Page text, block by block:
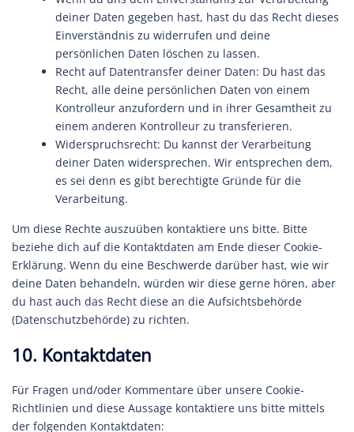
deiner Daten gegeben hast, hast du das Recht dieses
Einverständnis zu widerrufen und deine
persönlichen Daten löschen zu lassen.
Recht auf Datentransfer deiner Daten: Du hast das
Recht, alle deine persönlichen Daten von einem
Kontrolleur anzufordern und in ihrer Gesamtheit zu
einem anderen Kontrolleur zu transferieren.
Widerspruchsrecht: Du kannst der Verarbeitung
deiner Daten widersprechen. Wir entsprechen dem,
es sei denn es gibt berechtigte Gründe für die
Verarbeitung.
Um diese Rechte auszuüben kontaktiere uns bitte. Bitte
beziehe dich auf die Kontaktdaten am Ende dieser Cookie-
Erklärung. Wenn du eine Beschwerde darüber hast, wie wir
deine Daten behandeln, würden wir diese gerne hören, aber
du hast auch das Recht diese an die Aufsichtsbehörde
(Datenschutzbehörde) zu richten.
10. Kontaktdaten
Für Fragen und/oder Kommentare über unsere Cookie-
Richtlinien und diese Aussage kontaktiere uns bitte mittels
der folgenden Kontaktdaten: